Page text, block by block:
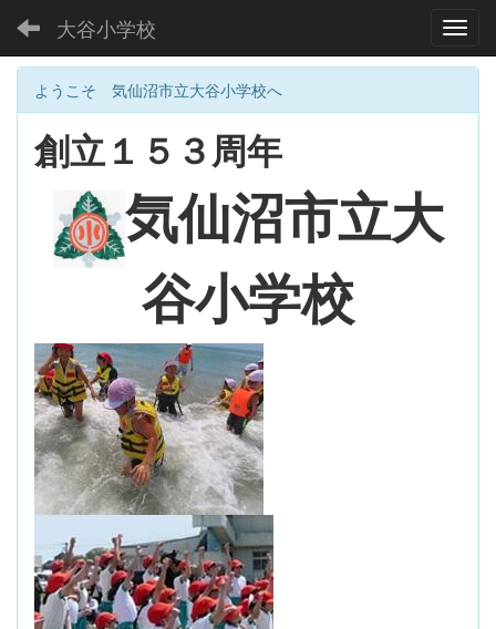
大谷小学校
ようこそ 気仙沼市立大谷小学校へ
創立１５３周年
気仙沼市立大
谷小学校